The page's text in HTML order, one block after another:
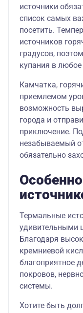
источники
список самых
посетить.
источников
градусов,
купания в
Камчатка,
приемлемом
возможность
города и
приключение.
незабываемый
обязательно
Термальные
удивительными
Благодаря
кремниевой
благоприятное
покровов,
системы.
Хотите быть